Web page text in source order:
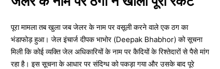
पूरा मामला तब खुला जब जेलर के नाम पर वसूली करने वाले एक ठग का
भंडाफोड़ हुआ। जेल इंचार्ज दीपक भाभोर (Deepak Bhabhor) को सूचना
मिली कि कोई व्यक्ति जेल अधिकारियों के नाम पर कैदियों के रिश्तेदारों से पैसे मांग
रहा है। इस सूचना के आधार पर संदिग्ध को पकड़ा गया और उसके बाद पूरे